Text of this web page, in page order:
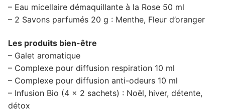
– Eau micellaire démaquillante à la Rose 50 ml
– 2 Savons parfumés 20 g : Menthe, Fleur d’oranger
Les produits bien-être
– Galet aromatique
– Complexe pour diffusion respiration 10 ml
– Complexe pour diffusion anti-odeurs 10 ml
– Infusion Bio (4 x 2 sachets) : Noël, hiver, détente,
détox